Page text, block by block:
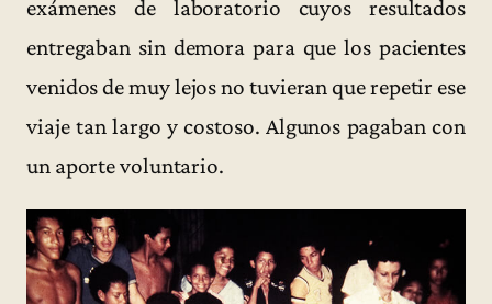
exámenes de laboratorio cuyos resultados
entregaban sin demora para que los pacientes
venidos de muy lejos no tuvieran que repetir ese
viaje tan largo y costoso. Algunos pagaban con
un aporte voluntario.